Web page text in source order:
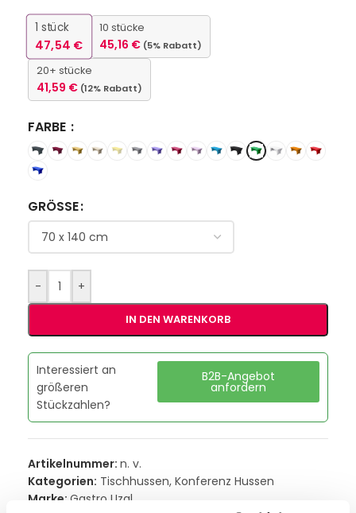
1 stück
47,54 €
10 stücke
45,16 € (5% Rabatt)
20+ stücke
41,59 € (12% Rabatt)
FARBE
GRÖSSE
- +
IN DEN WARENKORB
Interessiert an
größeren
Stückzahlen?
B2B-Angebot
anfordern
Artikelnummer: n. v.
Kategorien: Tischhussen, Konferenz Hussen
Marke: Gastro Uzal